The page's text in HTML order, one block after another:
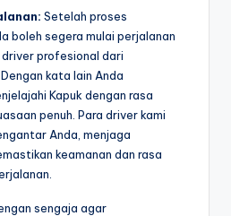
Setelah proses
boleh segera mulai perjalanan
profesional dari
kata lain Anda
Kapuk dengan rasa
penuh. Para driver kami
Anda, menjaga
keamanan dan rasa
sengaja agar